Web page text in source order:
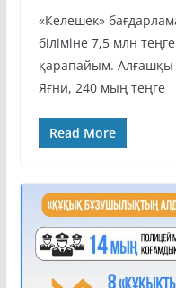
«Келешек»
біліміне 7,5 млн
қарапайым. Алғашқы
Яғни, 240 мың теңге
Read More